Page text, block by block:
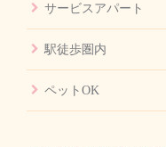
サービスアパート
駅徒歩圏内
ペットOK